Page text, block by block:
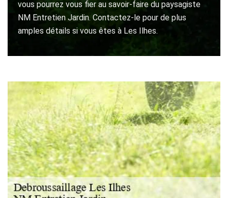
vous pourrez vous fier au savoir-faire du paysagiste
NM Entretien Jardin. Contactez-le pour de plus
amples détails si vous êtes à Les Ilhes.